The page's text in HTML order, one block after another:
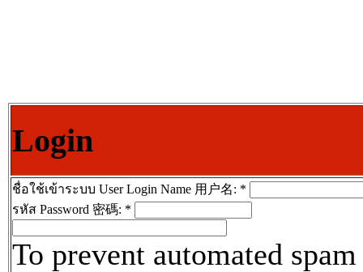
Login
ชื่อใช้เข้าระบบ User Login Name 用户名: *
รหัส Password 密碼: *
To prevent automated spam